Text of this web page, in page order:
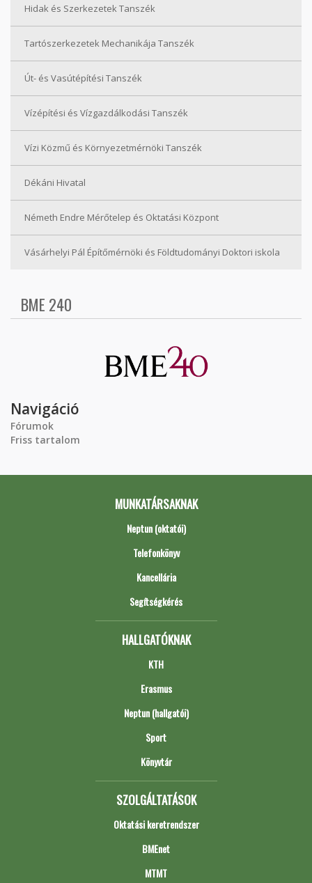
Hidak és Szerkezetek Tanszék
Tartószerkezetek Mechanikája Tanszék
Út- és Vasútépítési Tanszék
Vízépítési és Vízgazdálkodási Tanszék
Vízi Közmű és Környezetmérnöki Tanszék
Dékáni Hivatal
Németh Endre Mérőtelep és Oktatási Központ
Vásárhelyi Pál Építőmérnöki és Földtudományi Doktori iskola
BME 240
Navigáció
Fórumok
Friss tartalom
MUNKATÁRSAKNAK
Neptun (oktatói)
Telefonkönyv
Kancellária
Segítségkérés
HALLGATÓKNAK
KTH
Erasmus
Neptun (hallgatói)
Sport
Könyvtár
SZOLGÁLTATÁSOK
Oktatási keretrendszer
BMEnet
MTMT